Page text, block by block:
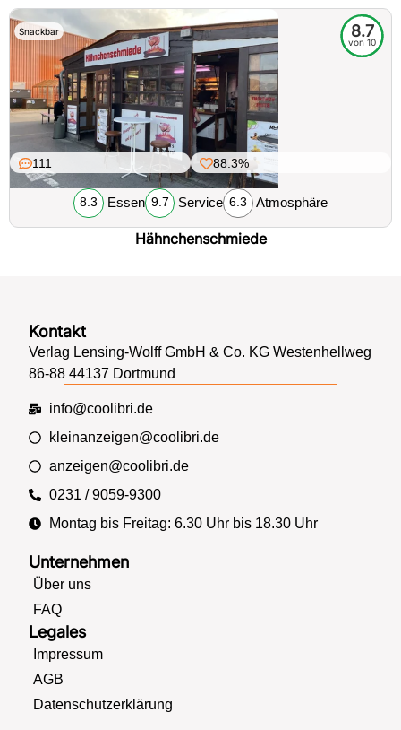
Snackbar 8.7
von 10
111 88.3%
8.3 Essen 9.7 Service 6.3 Atmosphäre
Hähnchenschmiede
Unternehmen
Über uns
FAQ
Legales
Impressum
AGB
Datenschutzerklärung
Kontakt
Verlag Lensing-Wolff GmbH & Co. KG Westenhellweg
86-88 44137 Dortmund
info@coolibri.de
kleinanzeigen@coolibri.de
anzeigen@coolibri.de
0231 / 9059-9300
Montag bis Freitag: 6.30 Uhr bis 18.30 Uhr